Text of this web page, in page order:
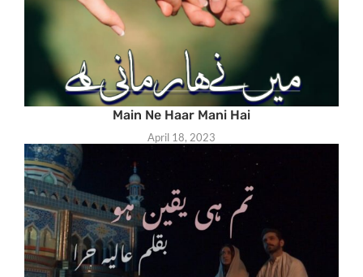
Main Ne Haar Mani Hai
April 18, 2023